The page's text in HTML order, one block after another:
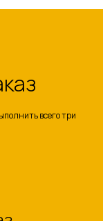
всего три